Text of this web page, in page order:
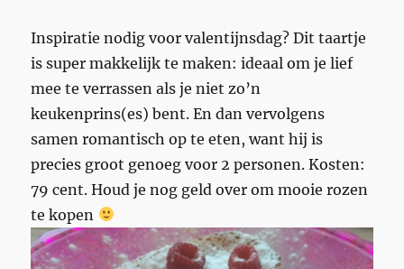
Inspiratie nodig voor valentijnsdag? Dit taartje
is super makkelijk te maken: ideaal om je lief
mee te verrassen als je niet zo’n
keukenprins(es) bent. En dan vervolgens
samen romantisch op te eten, want hij is
precies groot genoeg voor 2 personen. Kosten:
79 cent. Houd je nog geld over om mooie rozen
te kopen